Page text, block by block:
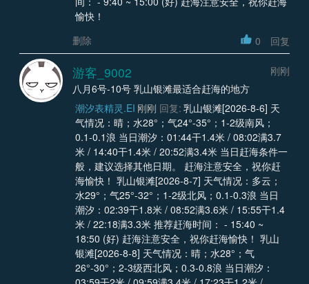
愉快！
删除
0 回复
游客_9002
刚刚
八月6号-10号 乳山银滩最适合赶海的地方
潮汐表精灵.EI 刚刚 回复: 乳山银滩[2026-8-6] 天
气情况：晴；水28°；气24°-35°；1-2级南风；
0.1-0.1浪 当日潮汐：01:44干1.4米 / 08:02满3.7
米 / 14:40干1.4米 / 20:52满3.4米 当日赶海条件一
般，建议选择其他日期。 赶海注意安全，祝你赶
海愉快！ 乳山银滩[2026-8-7] 天气情况：多云；
水29°；气25°-32°；1-2级北风；0.1-0.3浪 当日
潮汐：02:39干1.8米 / 08:52满3.6米 / 15:55干1.4
米 / 22:18满3.3米 推荐赶海时间： - 15:40 ~
18:50 (好) 赶海注意安全，祝你赶海愉快！ 乳山
银滩[2026-8-8] 天气情况：晴；水28°；气
26°-30°；2-3级西北风；0.3-0.8浪 当日潮汐：